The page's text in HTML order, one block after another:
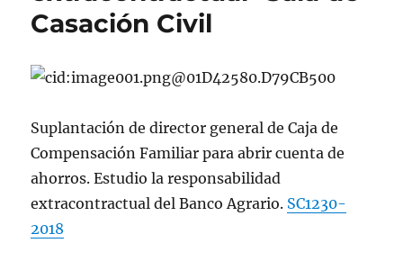
Casación Civil
Suplantación de director general de Caja de
Compensación Familiar para abrir cuenta de
ahorros. Estudio la responsabilidad
extracontractual del Banco Agrario. SC1230-
2018